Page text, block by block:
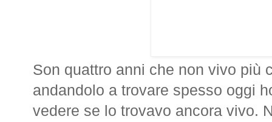
Son quattro anni che non vivo più
andandolo a trovare spesso oggi
vedere se lo trovavo ancora vivo.